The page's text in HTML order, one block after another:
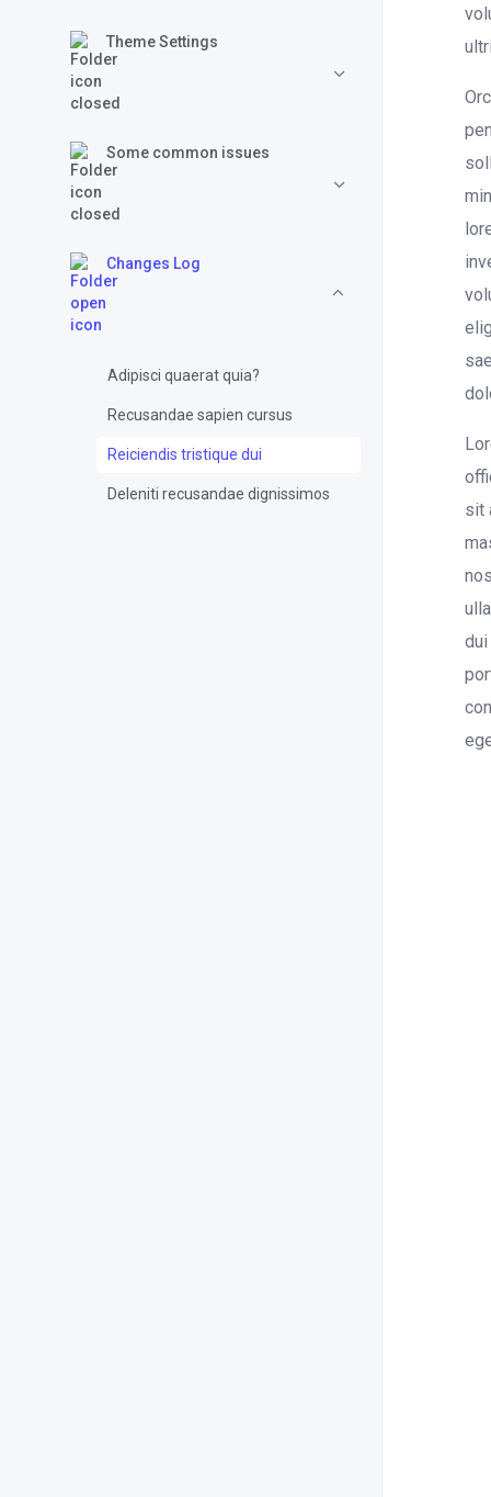
Theme Settings
Some common issues
Changes Log
Adipisci quaerat quia?
Recusandae sapien cursus
Reiciendis tristique dui
Deleniti recusandae dignissimos
sit